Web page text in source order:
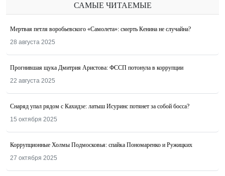
САМЫЕ ЧИТАЕМЫЕ
Мертвая петля воробьевского «Самолета»: смерть Кенина не случайна?
28 августа 2025
Прогнившая щука Дмитрия Аристова: ФССП потонула в коррупции
22 августа 2025
Снаряд упал рядом с Кахидзе: латыш Исуринс потянет за собой босса?
15 октября 2025
Коррупционные Холмы Подмосковья: спайка Пономаренко и Ружицких
27 октября 2025